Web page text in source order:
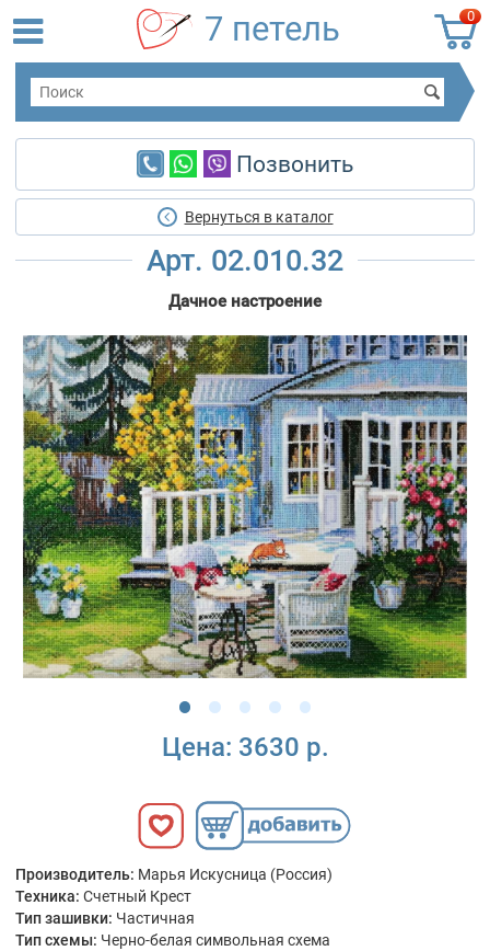
0
7 петель
Позвонить
Вернуться в каталог
Арт. 02.010.32
Дачное настроение
Цена: 3630 р.
Производитель: Марья Искусница (Россия)
Техника: Счетный Крест
Тип зашивки: Частичная
Тип схемы: Черно-белая символьная схема